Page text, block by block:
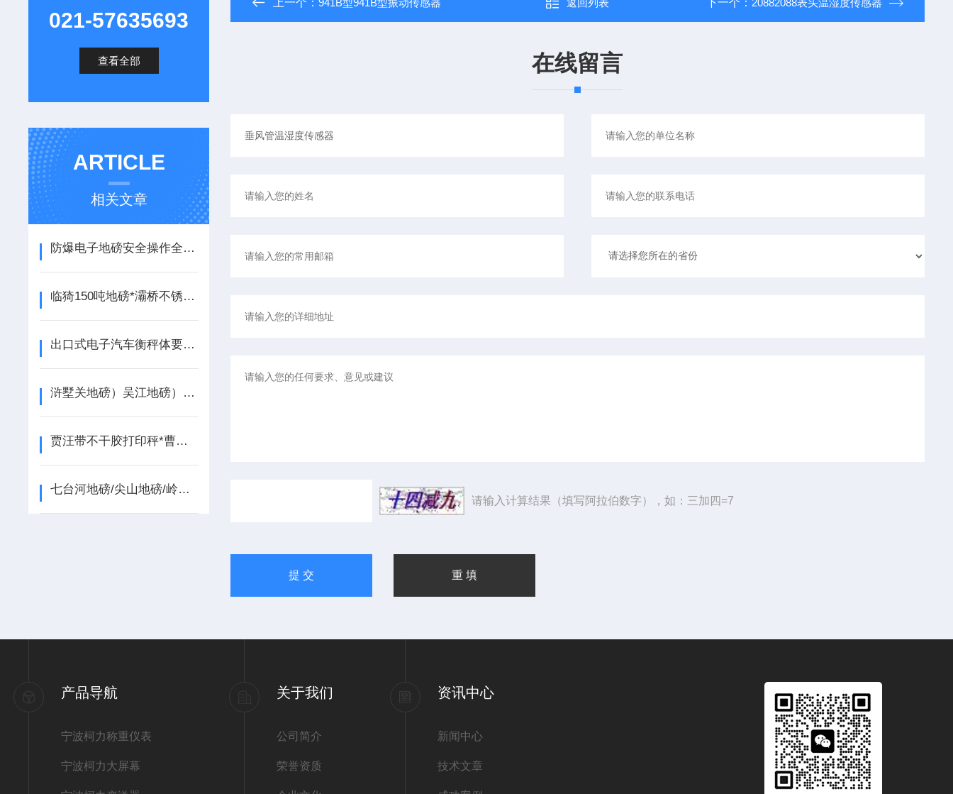
021-57635693
查看全部
ARTICLE
相关文章
防爆电子地磅安全操作全指南，危险环境称重的规范流程
临猗150吨地磅*灞桥不锈钢油桶秤*长安150T吊秤*甘泉隔爆电子秤
出口式电子汽车衡秤体要求说明
浒墅关地磅）吴江地磅）桃源地磅）震泽地磅）七都地磅
贾汪带不干胶打印秤*曹路50T地磅*淞南挂钩秤*盈浦隔爆油桶称
七台河地磅/尖山地磅/岭东地磅/四方台地磅/兴安地磅
上一个：941B型941B型振动传感器 返回列表 下一个： 20882088表头温湿度传感器
在线留言
请输入计算结果（填写阿拉伯数字），如：三加四=7
产品导航
宁波柯力称重仪表
宁波柯力大屏幕
关于我们
公司简介
荣誉资质
资讯中心
新闻中心
技术文章